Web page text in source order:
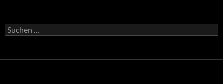
Suche
nach: